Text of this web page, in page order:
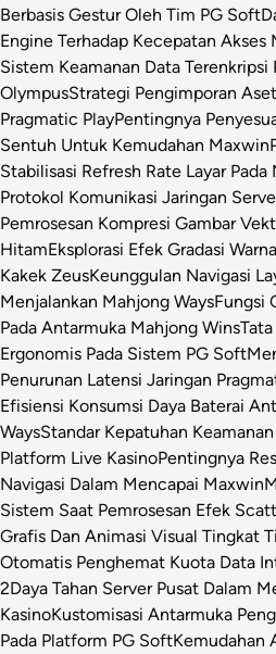
Berbasis Gestur Oleh Tim PG Soft
Engine Terhadap Kecepatan Akses
Sistem Keamanan Data Terenkripsi
OlympusStrategi Pengimporan
Pragmatic PlayPentingnya
Sentuh Untuk Kemudahan Maxwin
Stabilisasi Refresh Rate Layar Pada
Protokol Komunikasi Jaringan
Pemrosesan Kompresi Gambar
HitamEksplorasi Efek Gradasi
Kakek ZeusKeunggulan Navigasi
Menjalankan Mahjong WaysFungsi
Pada Antarmuka Mahjong Wins
Ergonomis Pada Sistem PG Soft
Penurunan Latensi Jaringan
Efisiensi Konsumsi Daya Baterai
WaysStandar Kepatuhan
Platform Live KasinoPentingnya
Navigasi Dalam Mencapai Maxwin
Sistem Saat Pemrosesan Efek
Grafis Dan Animasi Visual Tingkat
Otomatis Penghemat Kuota Data
2Daya Tahan Server Pusat Dalam
KasinoKustomisasi Antarmuka
Pada Platform PG SoftKemudahan